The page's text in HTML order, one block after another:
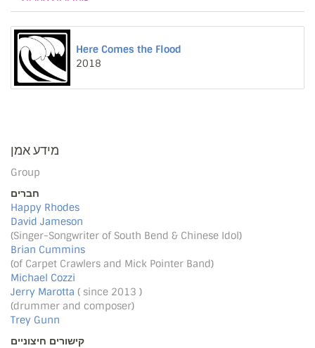
Here Comes the Flood
2018
מידע אמן
Group
חברים
Happy Rhodes
David Jameson
(Singer-Songwriter of South Bend & Chinese Idol)
Brian Cummins
(of Carpet Crawlers and Mick Pointer Band)
Michael Cozzi
Jerry Marotta ( since 2013 )
(drummer and composer)
Trey Gunn
קישורים חיצוניים